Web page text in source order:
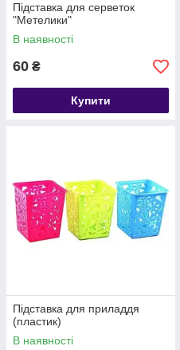
Підставка для серветок
"Метелики"
В наявності
60 ₴
Купити
Підставка для приладдя
(пластик)
В наявності